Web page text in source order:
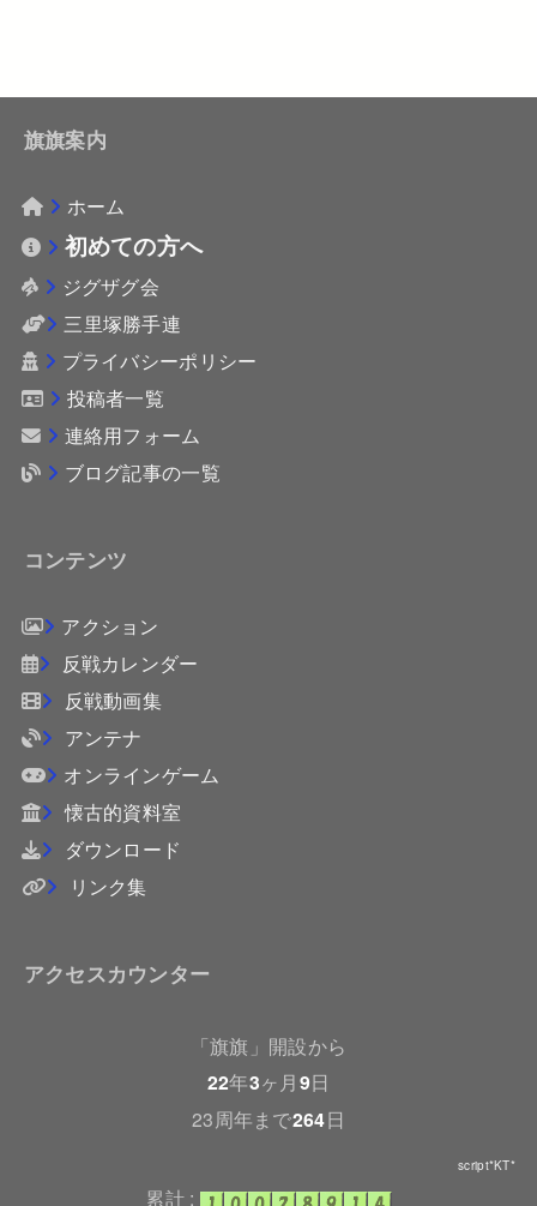
旗旗案内
ホーム
初めての方へ
ジグザグ会
三里塚勝手連
プライバシーポリシー
投稿者一覧
連絡用フォーム
ブログ記事の一覧
コンテンツ
アクション
反戦カレンダー
反戦動画集
アンテナ
オンラインゲーム
懐古的資料室
ダウンロード
リンク集
アクセスカウンター
「旗旗」開設から
22年3ヶ月9日
23周年まで264日
script*KT*
累計 :